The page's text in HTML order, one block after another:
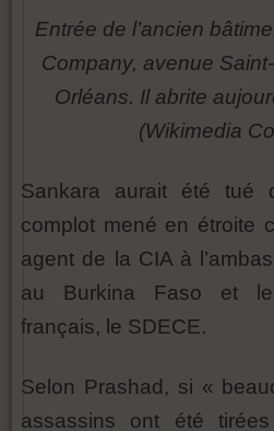
Entrée de l’ancien
Company, avenue
Orléans. Il abrite
(Wikimedia
Sankara aurait été tué
complot mené en étroite
agent de la CIA à
au Burkina Faso et
français, le SDECE.
Selon Prashad, si «
assassins ont été